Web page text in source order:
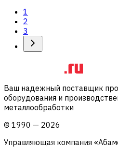
1
2
3
Ваш надежный поставщик
оборудования и
металлообработки
© 1990 — 2026
Управляющая компания